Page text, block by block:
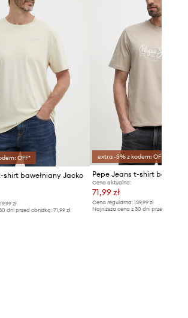
OFF*
shirt bawełniany Jacko
zł
dni przed obniżką:71,99 zł
extra -5% z kodem: OFF*
Cena aktualna:
71,99 zł
Cena regularna: 139,99 zł
Najniższa cena z 30 dni przed obniżką: